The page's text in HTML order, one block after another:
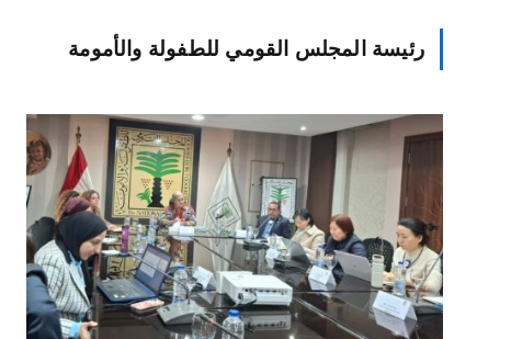
رئيسة المجلس القومي للطفولة والأمومة